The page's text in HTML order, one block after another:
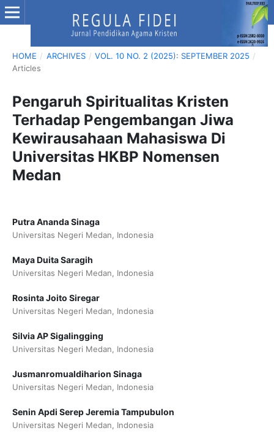
HOME / ARCHIVES / VOL. 10 NO. 2 (2025): SEPTEMBER 2025 /
Articles
Pengaruh Spiritualitas Kristen
Terhadap Pengembangan Jiwa
Kewirausahaan Mahasiswa Di
Universitas HKBP Nomensen
Medan
Putra Ananda Sinaga
Universitas Negeri Medan, Indonesia
Maya Duita Saragih
Universitas Negeri Medan, Indonesia
Rosinta Joito Siregar
Universitas Negeri Medan, Indonesia
Silvia AP Sigalingging
Universitas Negeri Medan, Indonesia
Jusmanromualdiharion Sinaga
Universitas Negeri Medan, Indonesia
Senin Apdi Serep Jeremia Tampubulon
Universitas Negeri Medan, Indonesia